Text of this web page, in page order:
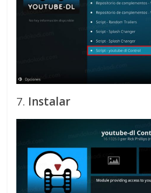
7. Instalar